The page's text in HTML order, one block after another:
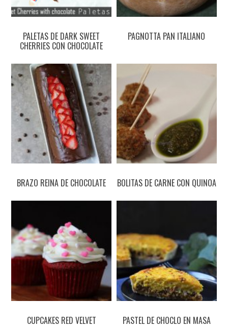
PALETAS DE DARK SWEET
CHERRIES CON CHOCOLATE
PAGNOTTA PAN ITALIANO
BRAZO REINA DE CHOCOLATE BOLITAS DE CARNE CON QUINOA
CUPCAKES RED VELVET PASTEL DE CHOCLO EN MASA